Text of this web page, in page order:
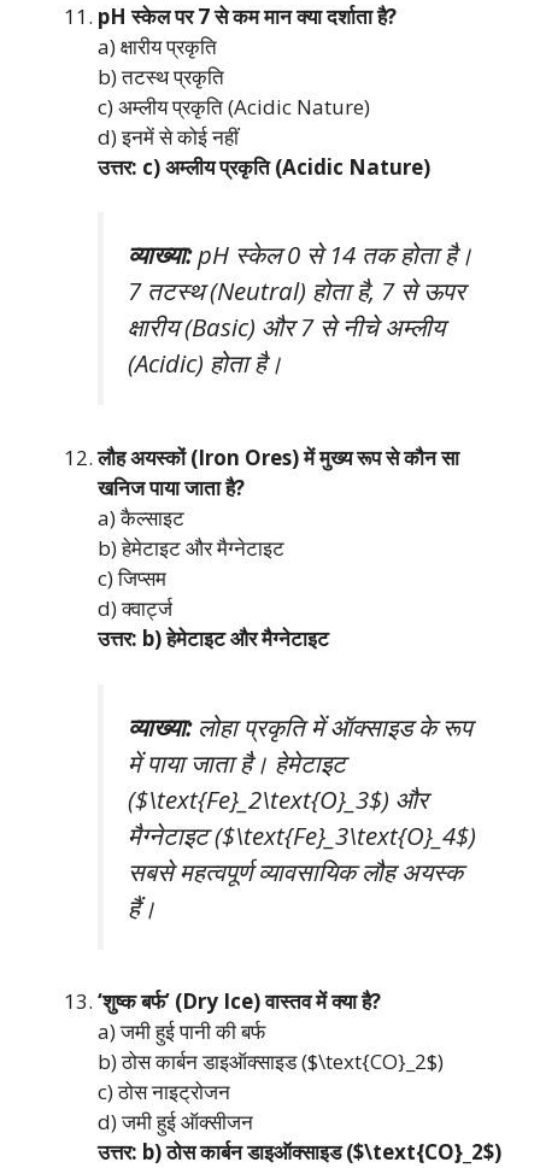
pH स्केल पर 7 से कम मान क्या दर्शाता है?
a) क्षारीय प्रकृति
b) तटस्थ प्रकृति
c) अम्लीय प्रकृति (Acidic Nature)
d) इनमें से कोई नहीं
उत्तर: c) अम्लीय प्रकृति (Acidic Nature)
व्याख्या:pH स्केल 0 से 14 तक होता है।
7 तटस्थ (Neutral) होता है, 7 से ऊपर
क्षारीय (Basic) और 7 से नीचे अम्लीय
(Acidic) होता है।
लौह अयस्कों (Iron Ores) में मुख्य रूप से कौन सा
खनिज पाया जाता है?
a) कैल्साइट
b) हेमेटाइट और मैग्नेटाइट
c) जिप्सम
d) क्वार्ट्ज
उत्तर: b) हेमेटाइट और मैग्नेटाइट
व्याख्या:लोहा प्रकृति में ऑक्साइड के रूप
में पाया जाता है। हेमेटाइट
($\text{Fe}_2\text{O}_3$) और
मैग्नेटाइट ($\text{Fe}_3\text{O}_4$)
सबसे महत्वपूर्ण व्यावसायिक लौह अयस्क
हैं।
‘शुष्क बर्फ’ (Dry Ice) वास्तव में क्या है?
a) जमी हुई पानी की बर्फ
b) ठोस कार्बन डाइऑक्साइड ($\text{CO}_2$)
c) ठोस नाइट्रोजन
d) जमी हुई ऑक्सीजन
उत्तर: b) ठोस कार्बन डाइऑक्साइड ($\text{CO}_2$)